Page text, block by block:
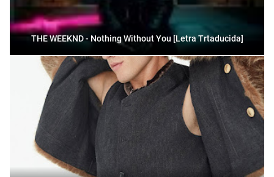
THE WEEKND - Nothing Without You [Letra Trtaducida]